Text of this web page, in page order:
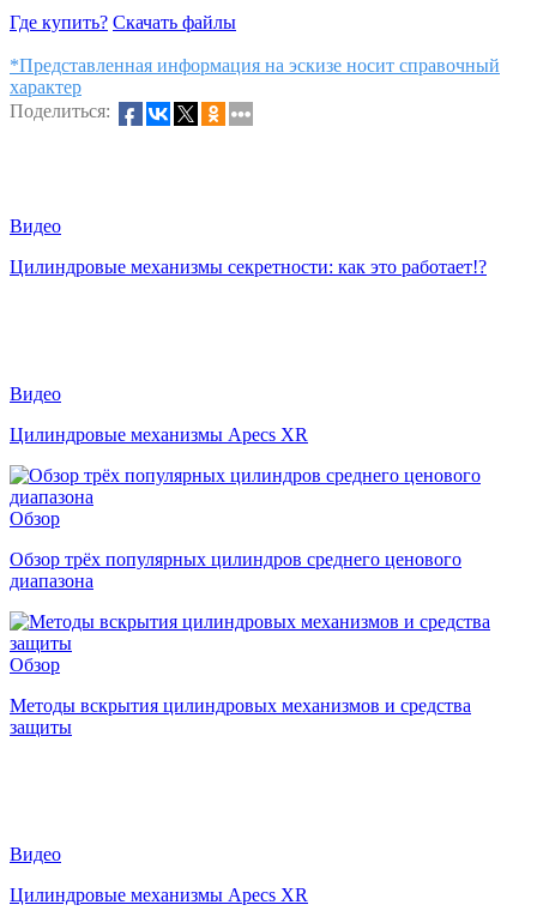
Где купить? Скачать файлы
*Представленная информация на эскизе носит справочный
характер
Поделиться:
Видео
Цилиндровые механизмы секретности: как это работает!?
Видео
Цилиндровые механизмы Apecs XR
Обзор
Обзор трёх популярных цилиндров среднего ценового
диапазона
Обзор
Методы вскрытия цилиндровых механизмов и средства
защиты
Видео
Цилиндровые механизмы Apecs XR